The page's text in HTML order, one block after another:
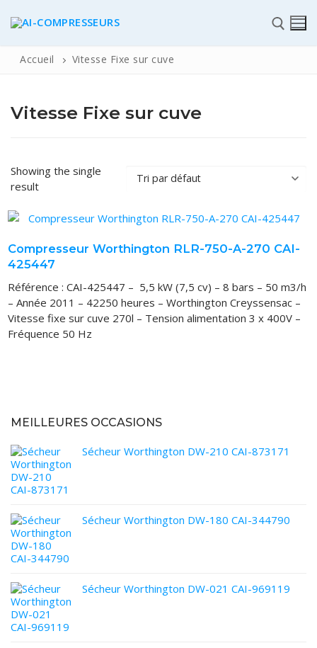
✆
ACCUEIL
Automatisme Industrie
STOCK
VOUS ACHETEZ
Accueil Vitesse Fixe sur cuve
Vitesse Fixe sur cuve
Showing the single
result
Compresseur Worthington RLR-750-A-270 CAI-
425447
Référence : CAI-425447 – 5,5 kW (7,5 cv) – 8 bars – 50 m3/h
– Année 2011 – 42250 heures – Worthington Creyssensac –
Vitesse fixe sur cuve 270l – Tension alimentation 3 x 400V –
Fréquence 50 Hz
MEILLEURES OCCASIONS
Sécheur Worthington DW-210 CAI-873171
Sécheur Worthington DW-180 CAI-344790
Sécheur Worthington DW-021 CAI-969119